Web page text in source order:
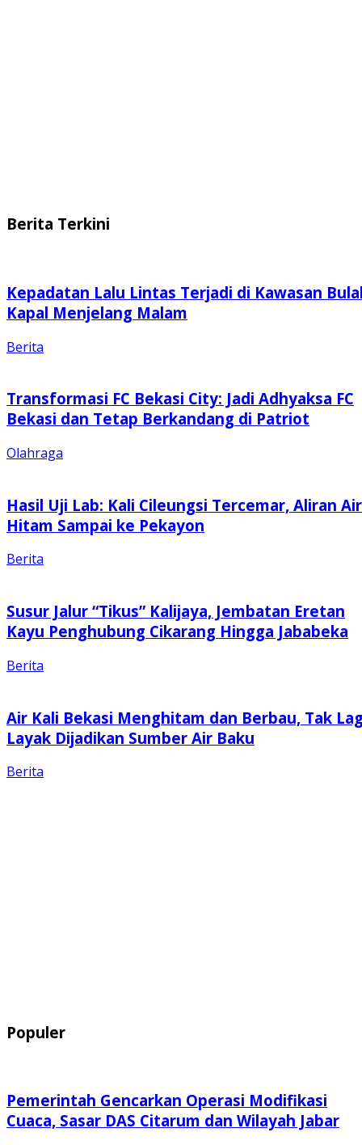
Berita Terkini
Kepadatan Lalu Lintas Terjadi di Kawasan
Kapal Menjelang Malam
Berita
Transformasi FC Bekasi City: Jadi Adhyaksa FC
Bekasi dan Tetap Berkandang di Patriot
Olahraga
Hasil Uji Lab: Kali Cileungsi Tercemar, Aliran Air
Hitam Sampai ke Pekayon
Berita
Susur Jalur “Tikus” Kalijaya, Jembatan Eretan
Kayu Penghubung Cikarang Hingga Jababeka
Berita
Air Kali Bekasi Menghitam dan Berbau, Tak
Layak Dijadikan Sumber Air Baku
Berita
Populer
Pemerintah Gencarkan Operasi Modifikasi
Cuaca, Sasar DAS Citarum dan Wilayah Jabar